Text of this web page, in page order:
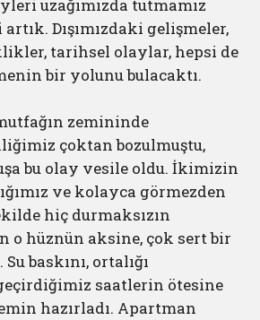
uzağımızda tutmamız
Dışımızdaki gelişmeler,
tarihsel olaylar, hepsi de
bir yolunu bulacaktı.
zemininde
çoktan bozulmuştu,
bu olay vesile oldu. İkimizin
ve kolayca görmezden
hiç durmaksızın
o hüznün aksine, çok sert bir
baskını, ortalığı
saatlerin ötesine
hazırladı. Apartman